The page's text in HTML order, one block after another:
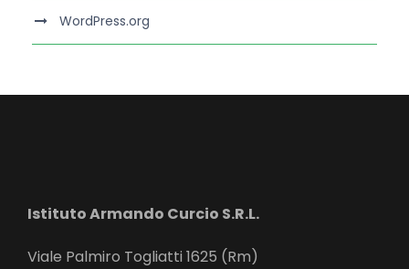
WordPress.org
Istituto Armando Curcio S.R.L.
Viale Palmiro Togliatti 1625 (Rm)